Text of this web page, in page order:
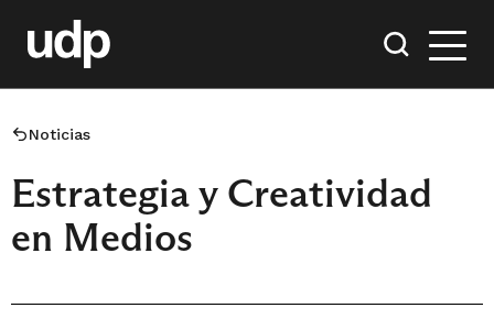
Noticias
Estrategia y Creatividad
en Medios